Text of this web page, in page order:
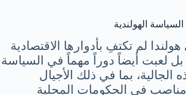
الهولندية
هولندا لم تكتفِ بأدوارها الاقتصادية
لعبت أيضاً دوراً مهماً في السياسة
الجالية، بما في ذلك الأجيال
مناصب في الحكومات المحلية